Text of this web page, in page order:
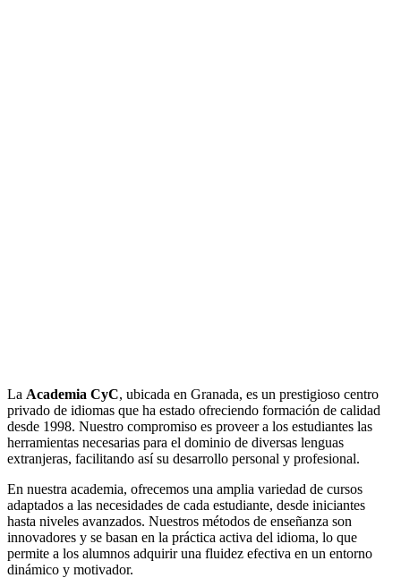
La Academia CyC, ubicada en Granada, es un prestigioso centro
privado de idiomas que ha estado ofreciendo formación de calidad
desde 1998. Nuestro compromiso es proveer a los estudiantes las
herramientas necesarias para el dominio de diversas lenguas
extranjeras, facilitando así su desarrollo personal y profesional.
En nuestra academia, ofrecemos una amplia variedad de cursos
adaptados a las necesidades de cada estudiante, desde iniciantes
hasta niveles avanzados. Nuestros métodos de enseñanza son
innovadores y se basan en la práctica activa del idioma, lo que
permite a los alumnos adquirir una fluidez efectiva en un entorno
dinámico y motivador.